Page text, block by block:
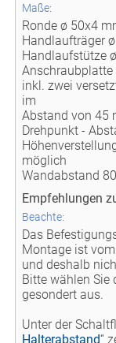
Maße:
Ronde ø 50x4
Handlaufträger
Handlaufstütze
inkl. zwei
im
Abstand von 45
Drehpunkt -
möglich
Wandabstand
Empfehlungen
Beachte:
Das
Montage ist
und deshalb
Bitte wählen Sie
gesondert aus.
Unter der
Halterabstand“